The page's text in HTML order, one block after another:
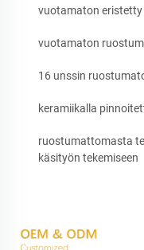
vuotamaton
vuotamaton
16 unssin
keramiikalla
ruostumattomasta
käsityön tekemiseen